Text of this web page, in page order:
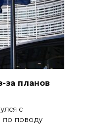
за планов
с
по поводу